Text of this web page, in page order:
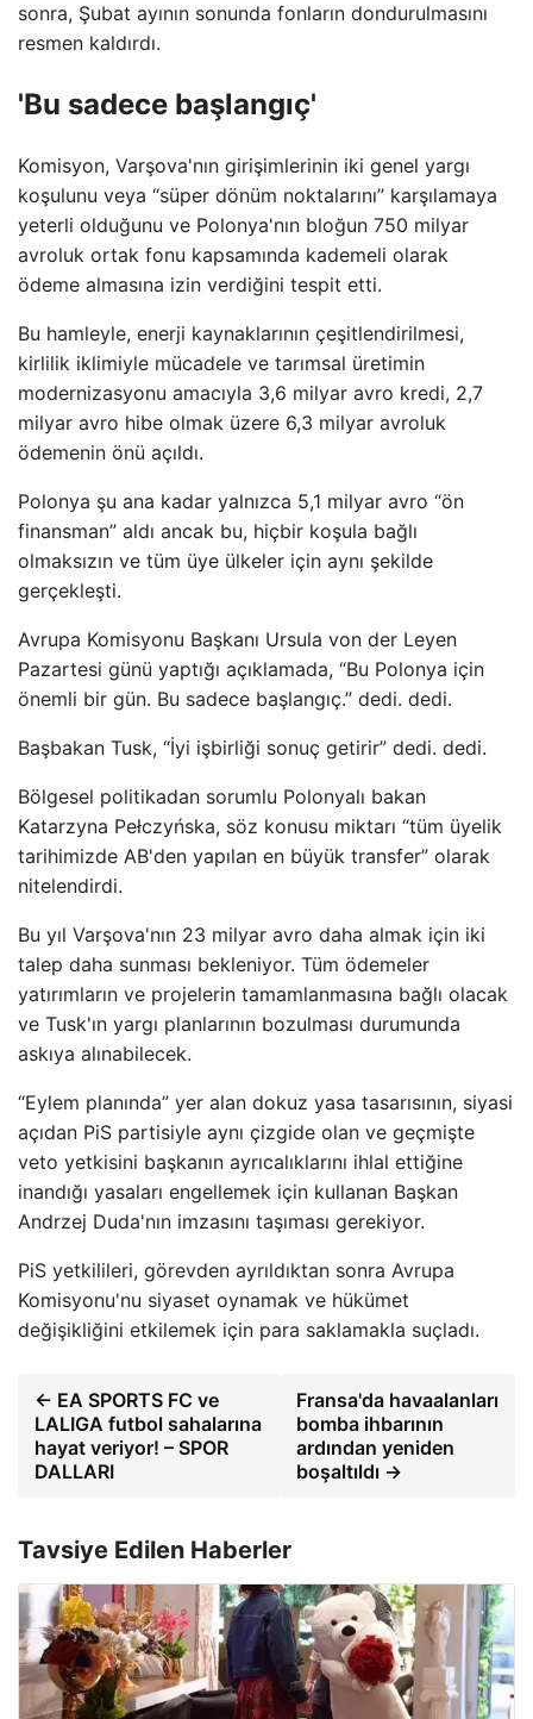
sonra, Şubat ayının sonunda fonların dondurulmasını
resmen kaldırdı.
'Bu sadece başlangıç'
Komisyon, Varşova'nın girişimlerinin iki genel yargı
koşulunu veya “süper dönüm noktalarını” karşılamaya
yeterli olduğunu ve Polonya'nın bloğun 750 milyar
avroluk ortak fonu kapsamında kademeli olarak
ödeme almasına izin verdiğini tespit etti.
Bu hamleyle, enerji kaynaklarının çeşitlendirilmesi,
kirlilik iklimiyle mücadele ve tarımsal üretimin
modernizasyonu amacıyla 3,6 milyar avro kredi, 2,7
milyar avro hibe olmak üzere 6,3 milyar avroluk
ödemenin önü açıldı.
Polonya şu ana kadar yalnızca 5,1 milyar avro “ön
finansman” aldı ancak bu, hiçbir koşula bağlı
olmaksızın ve tüm üye ülkeler için aynı şekilde
gerçekleşti.
Avrupa Komisyonu Başkanı Ursula von der Leyen
Pazartesi günü yaptığı açıklamada, “Bu Polonya için
önemli bir gün. Bu sadece başlangıç.” dedi. dedi.
Başbakan Tusk, “İyi işbirliği sonuç getirir” dedi. dedi.
Bölgesel politikadan sorumlu Polonyalı bakan
Katarzyna Pełczyńska, söz konusu miktarı “tüm üyelik
tarihimizde AB'den yapılan en büyük transfer” olarak
nitelendirdi.
Bu yıl Varşova'nın 23 milyar avro daha almak için iki
talep daha sunması bekleniyor. Tüm ödemeler
yatırımların ve projelerin tamamlanmasına bağlı olacak
ve Tusk'ın yargı planlarının bozulması durumunda
askıya alınabilecek.
“Eylem planında” yer alan dokuz yasa tasarısının, siyasi
açıdan PiS partisiyle aynı çizgide olan ve geçmişte
veto yetkisini başkanın ayrıcalıklarını ihlal ettiğine
inandığı yasaları engellemek için kullanan Başkan
Andrzej Duda'nın imzasını taşıması gerekiyor.
PiS yetkilileri, görevden ayrıldıktan sonra Avrupa
Komisyonu'nu siyaset oynamak ve hükümet
değişikliğini etkilemek için para saklamakla suçladı.
← EA SPORTS FC ve
LALIGA futbol sahalarına
hayat veriyor! – SPOR
DALLARI
Fransa'da havaalanları
bomba ihbarının
ardından yeniden
boşaltıldı →
Tavsiye Edilen Haberler